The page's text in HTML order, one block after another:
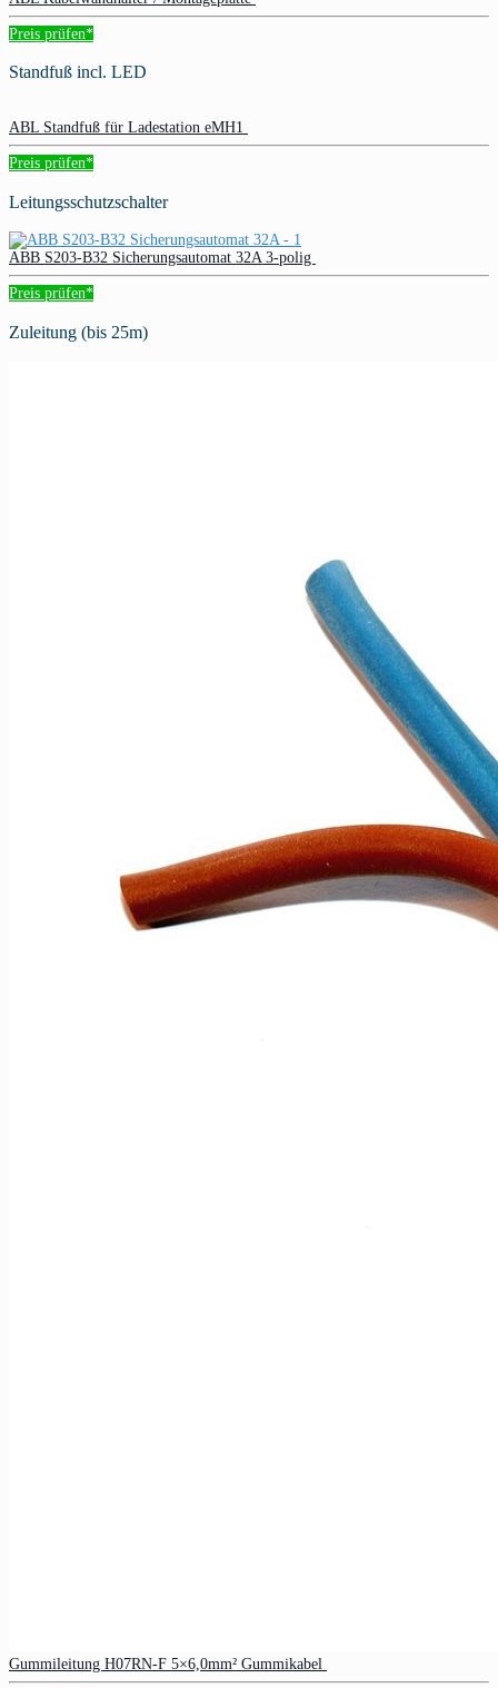
Preis prüfen*
Standfuß incl. LED
ABL Standfuß für Ladestation eMH1
Preis prüfen*
Leitungsschutzschalter
ABB S203-B32 Sicherungsautomat 32A 3-polig
Preis prüfen*
Zuleitung (bis 25m)
Gummileitung H07RN-F 5×6,0mm² Gummikabel